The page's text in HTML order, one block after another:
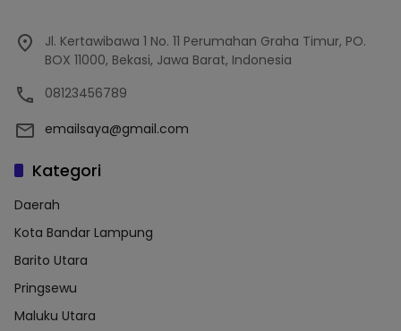
Jl. Kertawibawa 1 No. 11 Perumahan Graha Timur, PO.
BOX 11000, Bekasi, Jawa Barat, Indonesia
08123456789
emailsaya@gmail.com
Kategori
Daerah
Kota Bandar Lampung
Barito Utara
Pringsewu
Maluku Utara